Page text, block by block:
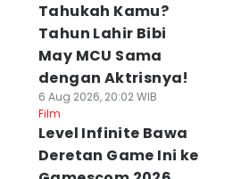
Tahukah Kamu?
Tahun Lahir Bibi
May MCU Sama
dengan Aktrisnya!
6 Aug 2026, 20:02 WIB
Film
Level Infinite Bawa
Deretan Game Ini ke